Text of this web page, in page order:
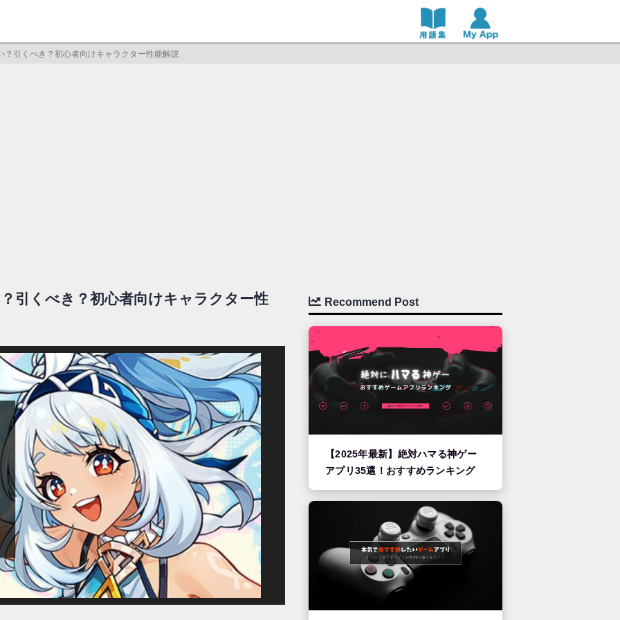
？引くべき？初心者向けキャラクター性能解説
引くべき？初心者向けキャラクター性 Recommend Post
【2025年最新】絶対ハマる神ゲー
アプリ35選！おすすめランキング